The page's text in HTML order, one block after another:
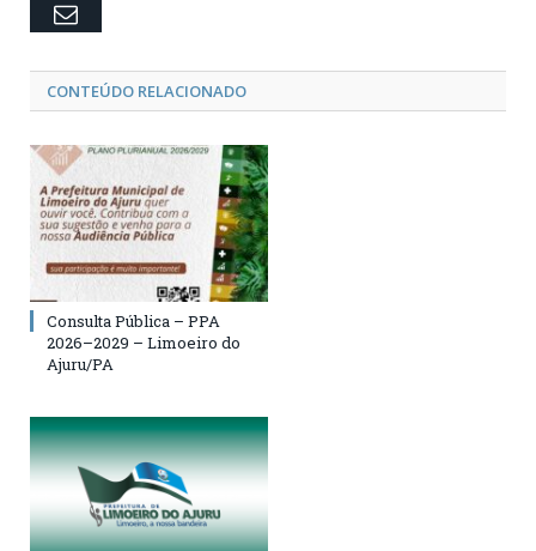
Email
CONTEÚDO RELACIONADO
Consulta Pública – PPA
2026–2029 – Limoeiro do
Ajuru/PA